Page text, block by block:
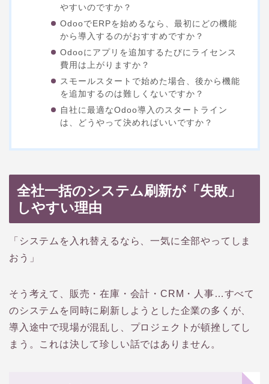
やすいのですか？
OdooでERPを始めるなら、最初にどの機能
から導入するのがおすすめですか？
Odooにアプリを追加するたびにライセンス
費用は上がりますか？
スモールスタートで始めた場合、後から機能
を追加するのは難しくないですか？
自社に最適なOdoo導入のスタートライン
は、どうやって決めればいいですか？
全社一括のシステム刷新が「失敗」
しやすい理由
「システムを入れ替えるなら、一気に全部やってしま
おう」
そう考えて、販売・在庫・会計・CRM・人事…すべて
のシステムを同時に刷新しようとした企業の多くが、
導入途中で現場が混乱し、プロジェクトが頓挫してし
まう。これは決して珍しい話ではありません。